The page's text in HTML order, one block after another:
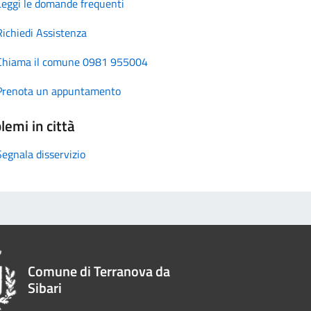
Assistenza
il comune 0981 955004
un appuntamento
in città
disservizio
Comune di Terranova da
Sibari